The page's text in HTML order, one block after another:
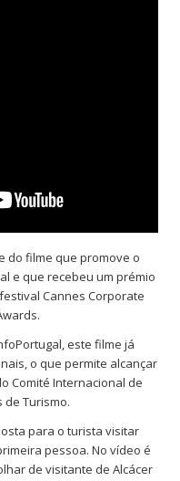
do filme que promove o
e que recebeu um prémio
Cannes Corporate
este filme já
o que permite alcançar
Comité Internacional de
de Turismo.
para o turista visitar
pessoa. No vídeo é
de visitante de Alcácer